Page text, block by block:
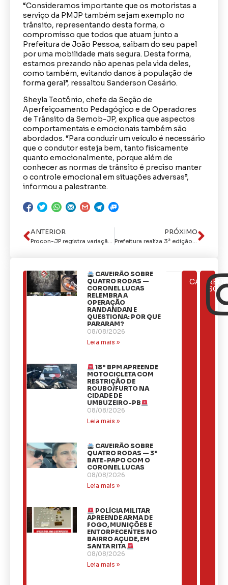
“Consideramos importante que os motoristas a
serviço da PMJP também sejam exemplo no
trânsito, representando desta forma, o
compromisso que todos que atuam junto a
Prefeitura de João Pessoa, saibam do seu papel
por uma mobilidade mais segura. Desta forma,
estamos prezando não apenas pela vida deles,
como também, evitando danos à população de
forma geral”, ressaltou Sanderson Cesário.
Sheyla Teotônio, chefe da Seção de
Aperfeiçoamento Pedagógico e de Operadores
de Trânsito da Semob-JP, explica que aspectos
comportamentais e emocionais também são
abordados. “Para conduzir um veículo é necessário
que o condutor esteja bem, tanto fisicamente
quanto emocionalmente, porque além de
conhecer as normas de trânsito é preciso manter
o controle emocional em situações adversas”,
informou a palestrante.
ANTERIOR
Procon-JP registra variação de mais de 165% nos preços dos alimentos da cesta básica
PRÓXIMO
Prefeitura realiza 3ª edição do projeto ‘Práticas e saberes’ voltado para profissionais da Educação Infantil
ÚLTIMAS
NOTÍCIAS
CAVEIRÃO SOBRE
QUATRO RODAS —
CORONEL LUCAS
RELEMBRA A
OPERAÇÃO
RANDANDAN E
QUESTIONA: POR QUE
PARARAM?
08/08/2026
Leia mais »
18º BPM APREENDE
MOTOCICLETA COM
RESTRIÇÃO DE
ROUBO/FURTO NA
CIDADE DE
UMBUZEIRO-PB
08/08/2026
Leia mais »
CAVEIRÃO SOBRE
QUATRO RODAS — 3º
BATE-PAPO COM O
CORONEL LUCAS
08/08/2026
Leia mais »
POLÍCIA MILITAR
APREENDE ARMA DE
FOGO, MUNIÇÕES E
ENTORPECENTES NO
BAIRRO AÇUDE, EM
SANTA RITA
08/08/2026
Leia mais »